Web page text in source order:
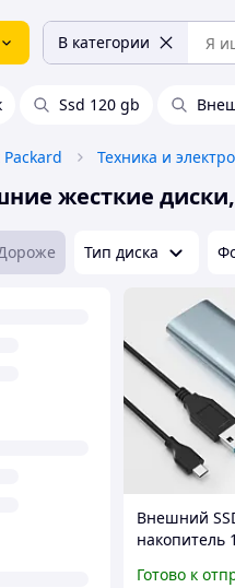
В категории
Ssd 120 gb
Техника и
жесткие диски,
Тип диска
Внешний
накопитель
Готово к